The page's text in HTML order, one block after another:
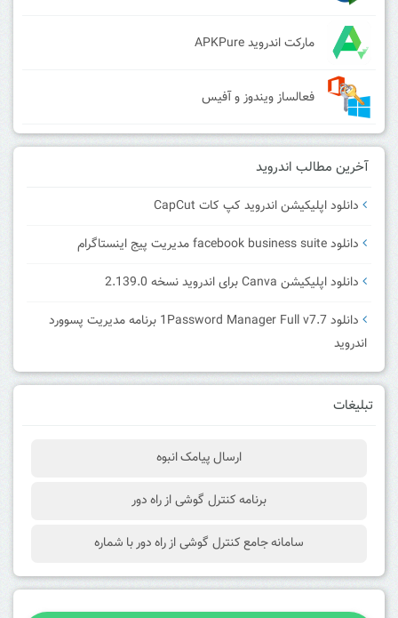
مارکت اندروید APKPure
فعالساز ویندوز و آفیس
آخرین مطالب اندروید
دانلود اپلیکیشن اندروید کپ کات CapCut
دانلود facebook business suite مدیریت پیج اینستاگرام
دانلود اپلیکیشن Canva برای اندروید نسخه 2.139.0
دانلود 1Password Manager Full v7.7 برنامه مدیریت پسوورد
اندروید
تبلیغات
ارسال پیامک انبوه
برنامه کنترل گوشی از راه دور
سامانه جامع کنترل گوشی از راه دور با شماره